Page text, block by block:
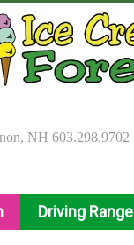
NH 603.298.9702
Driving Range